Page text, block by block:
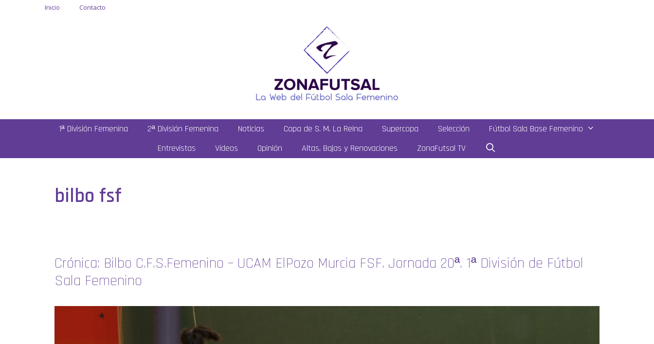
Inicio Contacto
1ª División Femenina 2ª División Femenina Noticias Copa de S. M. La Reina Supercopa Selección
Fútbol Sala Base Femenino
Entrevistas
Vídeos Opinión Altas, Bajas y Renovaciones ZonaFutsal TV
bilbo fsf
Crónica: Bilbo C.F.S.Femenino – UCAM ElPozo Murcia FSF. Jornada 20ª. 1ª División de Fútbol
Sala Femenino